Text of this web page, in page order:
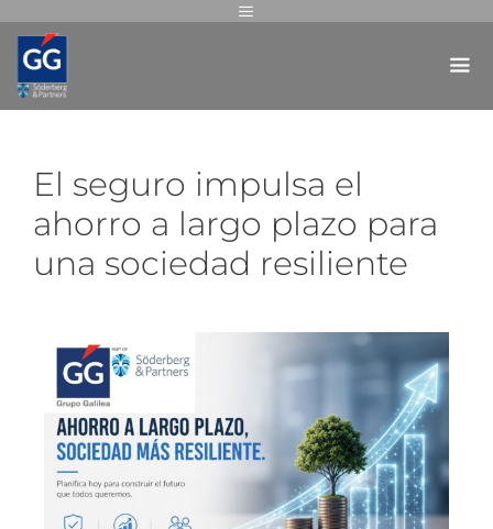
El seguro impulsa el
ahorro a largo plazo para
una sociedad resiliente